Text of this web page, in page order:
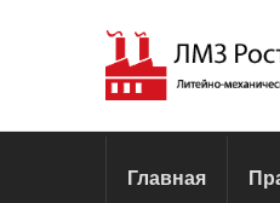
Главная